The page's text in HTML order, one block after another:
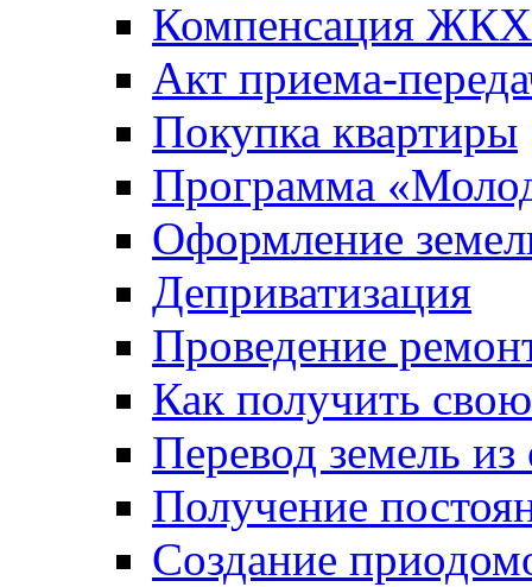
Компенсация ЖКХ
Акт приема-
Покупка квартиры
Программа
Оформление
Деприватизация
Проведение
Как получить
Перевод земель
Получение
Создание